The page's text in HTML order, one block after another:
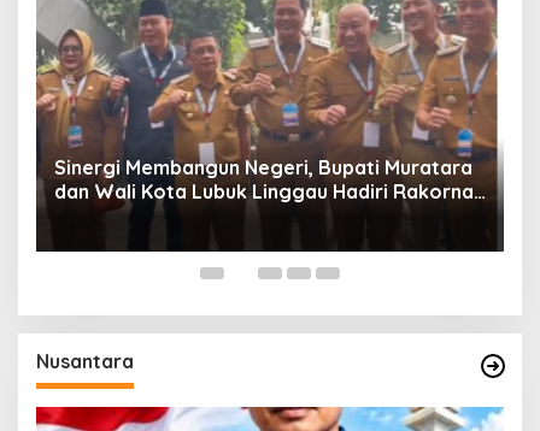
Sinergi Membangun Negeri, Bupati Muratara
dan Wali Kota Lubuk Linggau Hadiri Rakornas
2026 Di Sentul,
Nusantara